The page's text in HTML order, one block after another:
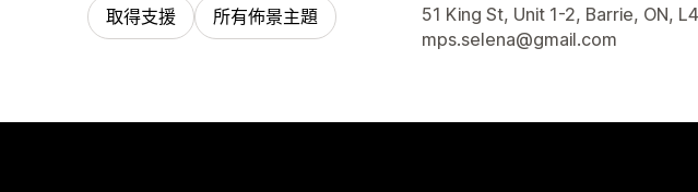
取得支援 所有佈景主題
設計者聯絡詳細資訊
51 King St, Unit 1-2, Barrie, ON,
mps.selena@gmail.com